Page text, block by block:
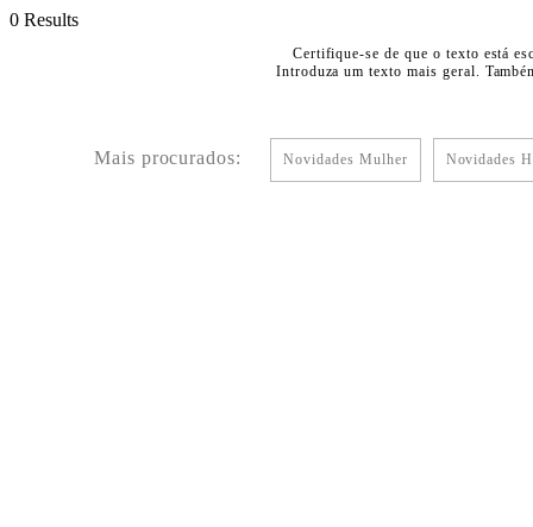
0 Results
Certifique-se de que o texto está
Introduza um texto mais geral.
Mais procurados: Novidades Mulher Novidades